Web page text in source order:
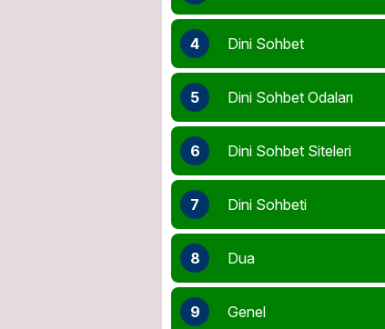
4 Dini Sohbet
5 Dini Sohbet Odaları
6 Dini Sohbet Siteleri
7 Dini Sohbeti
8 Dua
9 Genel